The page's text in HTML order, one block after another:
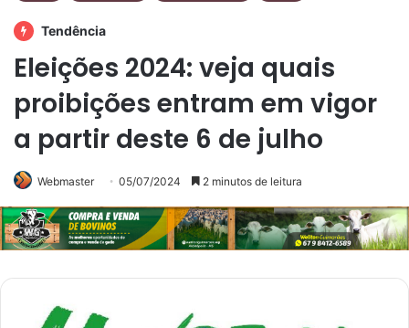
Tendência
Eleições 2024: veja quais
proibições entram em vigor
a partir deste 6 de julho
Webmaster 05/07/2024 2 minutos de leitura